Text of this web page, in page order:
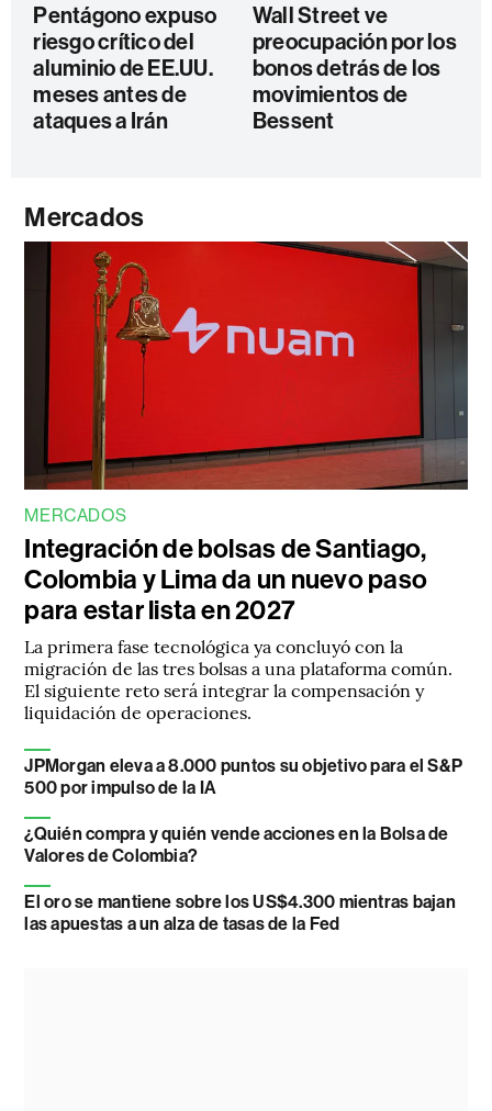
Pentágono expuso
riesgo crítico del
aluminio de EE.UU.
meses antes de
ataques a Irán
Wall Street ve
preocupación por los
bonos detrás de los
movimientos de
Bessent
Mercados
MERCADOS
Integración de bolsas de Santiago,
Colombia y Lima da un nuevo paso
para estar lista en 2027
La primera fase tecnológica ya concluyó con la
migración de las tres bolsas a una plataforma común.
El siguiente reto será integrar la compensación y
liquidación de operaciones.
JPMorgan eleva a 8.000 puntos su objetivo para el S&P
500 por impulso de la IA
¿Quién compra y quién vende acciones en la Bolsa de
Valores de Colombia?
El oro se mantiene sobre los US$4.300 mientras bajan
las apuestas a un alza de tasas de la Fed